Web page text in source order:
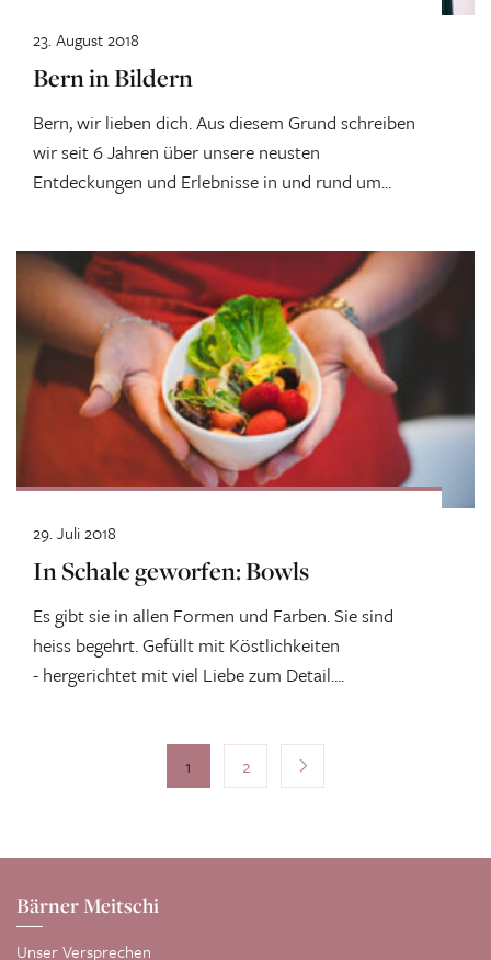
Bern in Bildern
Bern, wir lieben dich. Aus diesem Grund schreiben
wir seit 6 Jahren über unsere neusten
Entdeckungen und Erlebnisse in und rund um...
23. August 2018
In Schale geworfen: Bowls
Es gibt sie in allen Formen und Farben. Sie sind
heiss begehrt. Gefüllt mit Köstlichkeiten
- hergerichtet mit viel Liebe zum Detail....
29. Juli 2018
1 2
Bärner Meitschi
Unser Versprechen